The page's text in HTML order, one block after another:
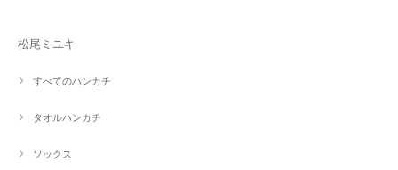
松尾ミユキ
すべてのハンカチ
タオルハンカチ
ソックス